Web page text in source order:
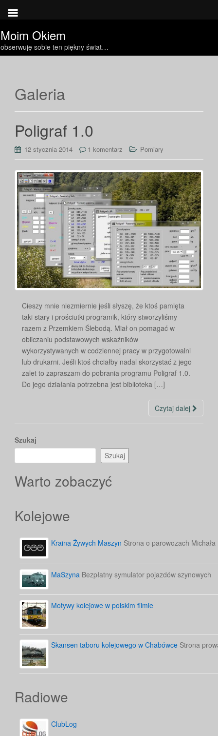
Moim Okiem
obserwuję sobie ten piękny świat…
Galeria
Poligraf 1.0
12 stycznia 2014 1 komentarz Pomiary
Cieszy mnie niezmiernie jeśli słyszę, że ktoś pamięta
taki stary i prościutki programik, który stworzyliśmy
razem z Przemkiem Ślebodą. Miał on pomagać w
obliczaniu podstawowych wskaźników
wykorzystywanych w codziennej pracy w przygotowalni
lub drukarni. Jeśli ktoś chciałby nadal skorzystać z jego
zalet to zapraszam do pobrania programu Poligraf 1.0.
Do jego działania potrzebna jest biblioteka […]
Czytaj dalej
Szukaj
Szukaj
Warto zobaczyć
Kolejowe
Kraina Żywych Maszyn Strona o parowozach
MaSzyna Bezpłatny symulator pojazdów szynowych
Motywy kolejowe w polskim filmie
Skansen taboru kolejowego w Chabówce Strona
Radiowe
ClubLog